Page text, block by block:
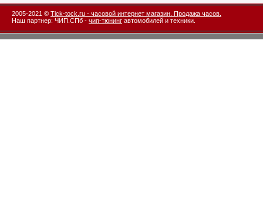
2005-2021 © Tick-tock.ru - часовой интернет магазин. Продажа часов.
Наш партнер: ЧИП.СПб - чип-тюнинг автомобилей и техники.